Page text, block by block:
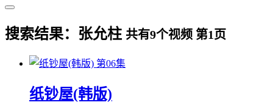
搜索结果： 张允柱 共有9个视频 第1 页
第06集
纸钞屋(韩版)